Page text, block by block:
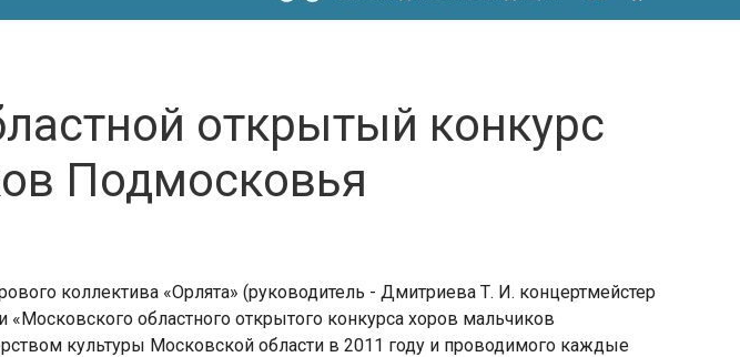
открытый конкурс
Подмосковья
коллектива «Орлята» (руководитель - Дмитриева Т. И. концертмейстер
«Московского областного открытого конкурса хоров мальчиков
культуры Московской области в 2011 году и проводимого каждые